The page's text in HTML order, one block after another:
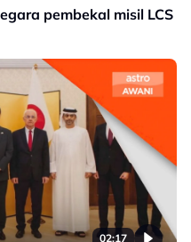
pembekal misil LCS
02:17